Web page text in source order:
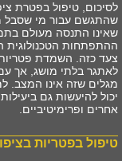
לסיכום, טיפול בפטרת
שהתגשם עבור מי שסבל
שאינו התנסה מעולם
ההתפתחות הטכנולוגית
צעד כזה. השמדת
לאתגר בלתי מושג, אך עם
מגלים שזה אינו המצב.
יכול להיעשות גם
אחרים ופרימיטיביים.
טיפול בפטריות